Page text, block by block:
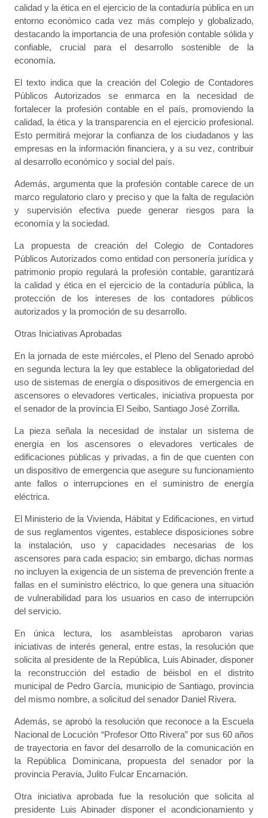
calidad y la ética en el ejercicio de la contaduría pública en un
entorno económico cada vez más complejo y globalizado,
destacando la importancia de una profesión contable sólida y
confiable, crucial para el desarrollo sostenible de la
economía.
El texto indica que la creación del Colegio de Contadores
Públicos Autorizados se enmarca en la necesidad de
fortalecer la profesión contable en el país, promoviendo la
calidad, la ética y la transparencia en el ejercicio profesional.
Esto permitirá mejorar la confianza de los ciudadanos y las
empresas en la información financiera, y a su vez, contribuir
al desarrollo económico y social del país.
Además, argumenta que la profesión contable carece de un
marco regulatorio claro y preciso y que la falta de regulación
y supervisión efectiva puede generar riesgos para la
economía y la sociedad.
La propuesta de creación del Colegio de Contadores
Públicos Autorizados como entidad con personería jurídica y
patrimonio propio regulará la profesión contable, garantizará
la calidad y ética en el ejercicio de la contaduría pública, la
protección de los intereses de los contadores públicos
autorizados y la promoción de su desarrollo.
Otras Iniciativas Aprobadas
En la jornada de este miércoles, el Pleno del Senado aprobó
en segunda lectura la ley que establece la obligatoriedad del
uso de sistemas de energía o dispositivos de emergencia en
ascensores o elevadores verticales, iniciativa propuesta por
el senador de la provincia El Seibo, Santiago José Zorrilla.
La pieza señala la necesidad de instalar un sistema de
energía en los ascensores o elevadores verticales de
edificaciones públicas y privadas, a fin de que cuenten con
un dispositivo de emergencia que asegure su funcionamiento
ante fallos o interrupciones en el suministro de energía
eléctrica.
El Ministerio de la Vivienda, Hábitat y Edificaciones, en virtud
de sus reglamentos vigentes, establece disposiciones sobre
la instalación, uso y capacidades necesarias de los
ascensores para cada espacio; sin embargo, dichas normas
no incluyen la exigencia de un sistema de prevención frente a
fallas en el suministro eléctrico, lo que genera una situación
de vulnerabilidad para los usuarios en caso de interrupción
del servicio.
En única lectura, los asambleístas aprobaron varias
iniciativas de interés general, entre estas, la resolución que
solicita al presidente de la República, Luis Abinader, disponer
la reconstrucción del estadio de béisbol en el distrito
municipal de Pedro García, municipio de Santiago, provincia
del mismo nombre, a solicitud del senador Daniel Rivera.
Además, se aprobó la resolución que reconoce a la Escuela
Nacional de Locución “Profesor Otto Rivera” por sus 60 años
de trayectoria en favor del desarrollo de la comunicación en
la República Dominicana, propuesta del senador por la
provincia Peravia, Julito Fulcar Encarnación.
Otra iniciativa aprobada fue la resolución que solicita al
presidente Luis Abinader disponer el acondicionamiento y